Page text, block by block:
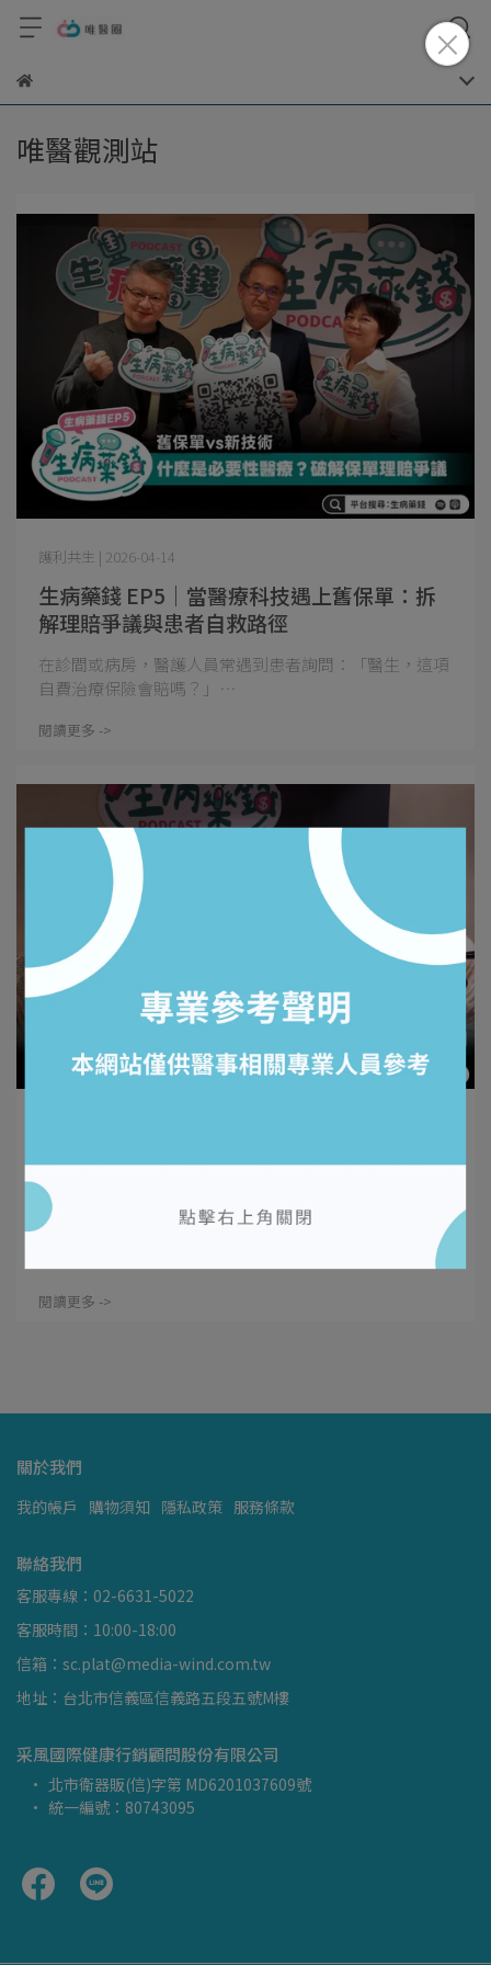
唯醫觀測站
生病藥錢 EP5｜當醫療科技遇上舊保單：拆
解理賠爭議與患者自救路徑
護利共生 | 2026-04-14
在診間或病房，醫護人員常遇到患者詢問：「醫生，這項
自費治療保險會賠嗎？」⋯
閱讀更多 ->
生病藥錢EP3 | 非低收入戶必看：4種醫療補
助、急難救助金申請懶人包
在臨床實務中，完美的治療計畫常因患者的一句「生病沒
閱讀更多 ->
關於我們
我的帳戶 購物須知 隱私政策 服務條款
聯絡我們
客服專線：02-6631-5022
客服時間：10:00-18:00
信箱：sc.plat@media-wind.com.tw
地址：台北市信義區信義路五段五號M樓
采風國際健康行銷顧問股份有限公司
北市衛器販(信)字第 MD6201037609號
統一編號：80743095